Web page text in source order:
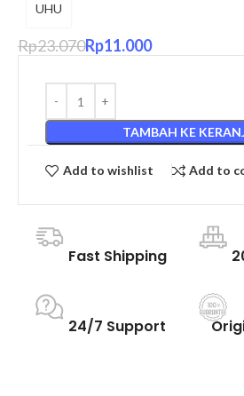
UHU
Rp23.070Rp11.000
TAMBAH KE
Add to wishlist Add to
Fast Shipping
24/7 Support